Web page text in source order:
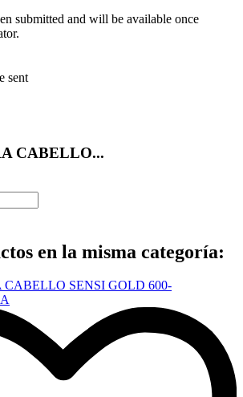
submitted and will be available once
sent
CABELLO...
en la misma categoría: